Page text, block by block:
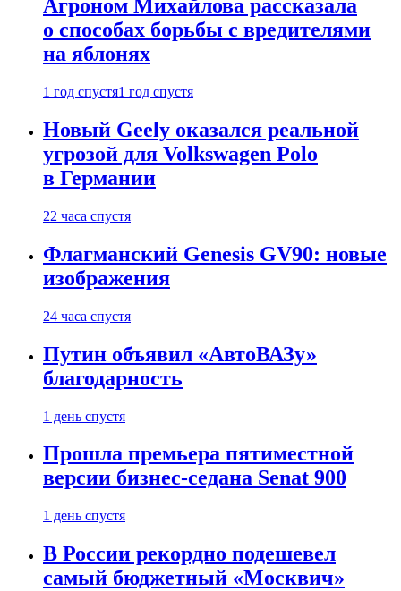
Агроном Михайлова рассказала
о способах борьбы с вредителями
на яблонях
1 год спустя1 год спустя
Новый Geely оказался реальной
угрозой для Volkswagen Polo
в Германии
22 часа спустя
Флагманский Genesis GV90: новые
изображения
24 часа спустя
Путин объявил «АвтоВАЗу»
благодарность
1 день спустя
Прошла премьера пятиместной
версии бизнес-седана Senat 900
1 день спустя
В России рекордно подешевел
самый бюджетный «Москвич»